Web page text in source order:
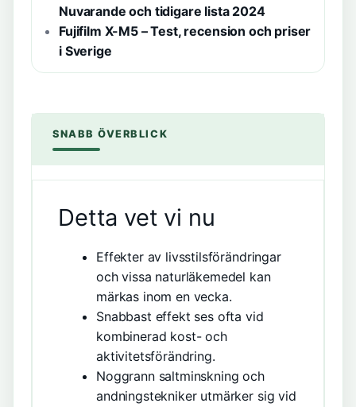
Nuvarande och tidigare lista 2024
Fujifilm X-M5 – Test, recension och priser
i Sverige
SNABB ÖVERBLICK
Detta vet vi nu
Effekter av livsstilsförändringar
och vissa naturläkemedel kan
märkas inom en vecka.
Snabbast effekt ses ofta vid
kombinerad kost- och
aktivitetsförändring.
Noggrann saltminskning och
andningstekniker utmärker sig vid